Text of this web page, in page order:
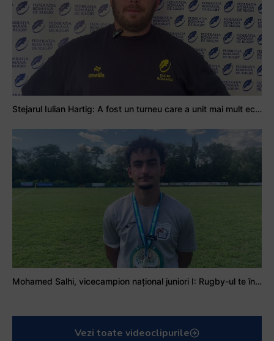
Stejarul Iulian Hartig: A fost un turneu care a unit mai mult echipa
Mohamed Salhi, vicecampion național juniori I: Rugby-ul te învață să accepți și înfrângerile
Vezi toate videoclipurile